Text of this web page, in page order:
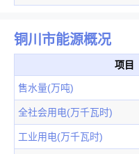
铜川市能源概况
项目
售水量(万吨)
全社会用电(万千瓦时)
工业用电(万千瓦时)